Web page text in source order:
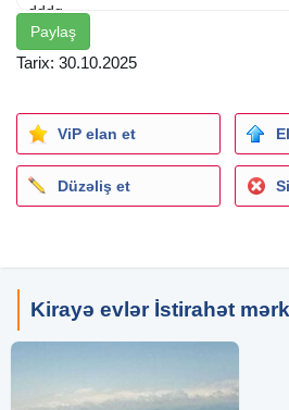
dddq
. Maşın ilə 5 dəqiqəlik uzaqlıqda
Diqqət : İcarə üçün VÖEN əsasında
İşlətmə leqal olaraq fəaliyyətdədir.
nəzarətindədir. Fırıldaqçılar və
məsuliyyətə cəlb olunur
Paylaş
Tarix: 30.10.2025
ViP elan et
Düzəliş et
Kirayə evlər İstirahət